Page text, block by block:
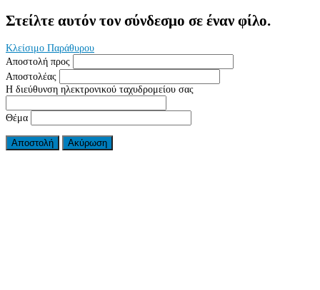
Στείλτε αυτόν τον σύνδεσμο σε έναν φίλο.
Κλείσιμο Παράθυρου
Αποστολή προς
Αποστολέας
Η διεύθυνση ηλεκτρονικού ταχυδρομείου σας
Θέμα
Αποστολή Ακύρωση